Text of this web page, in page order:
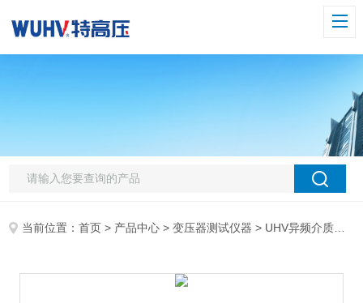
当前位置：首页 > 产品中心 >变压器测试仪器 > UHV异频介质损耗测试仪